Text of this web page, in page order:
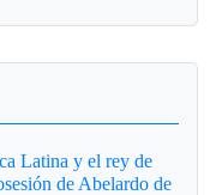
Latina y el rey de
de Abelardo de